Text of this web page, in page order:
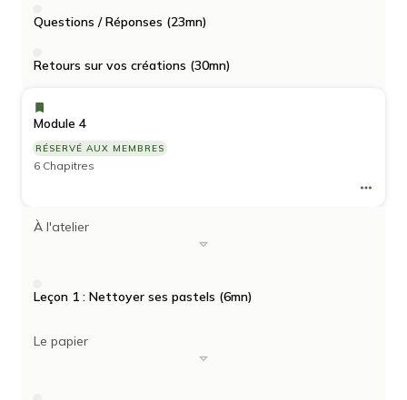
Questions / Réponses (23mn)
Retours sur vos créations (30mn)
Module 4
RÉSERVÉ AUX MEMBRES
6 Chapitres
À l'atelier
Leçon 1 : Nettoyer ses pastels (6mn)
Le papier